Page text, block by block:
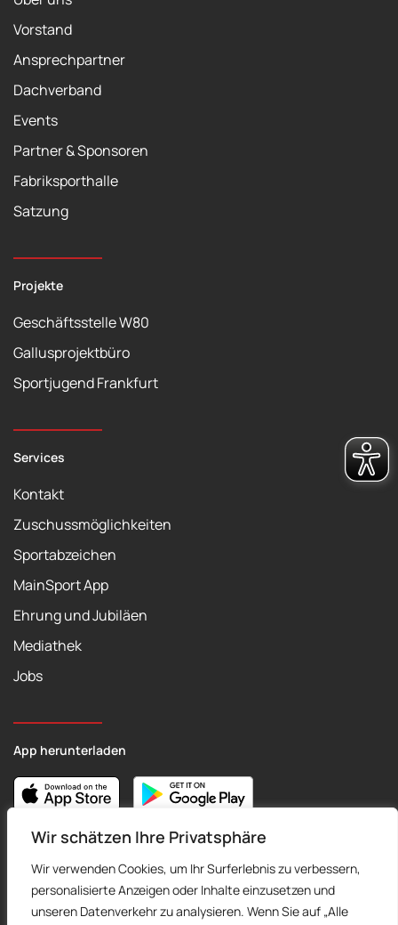
Wir schätzen Ihre Privatsphäre
Wir verwenden Cookies, um Ihr Surferlebnis zu verbessern,
personalisierte Anzeigen oder Inhalte einzusetzen und
unseren Datenverkehr zu analysieren. Wenn Sie auf „Alle
Vorstand
Ansprechpartner
Dachverband
Events
Partner & Sponsoren
Fabriksporthalle
Satzung
Projekte
Geschäftsstelle W80
Gallusprojektbüro
Sportjugend Frankfurt
Services
Kontakt
Zuschussmöglichkeiten
Sportabzeichen
MainSport App
Ehrung und Jubiläen
Mediathek
Jobs
App herunterladen
2026Sportkreis Frankfurt - Alle Rechte vorbehalten.